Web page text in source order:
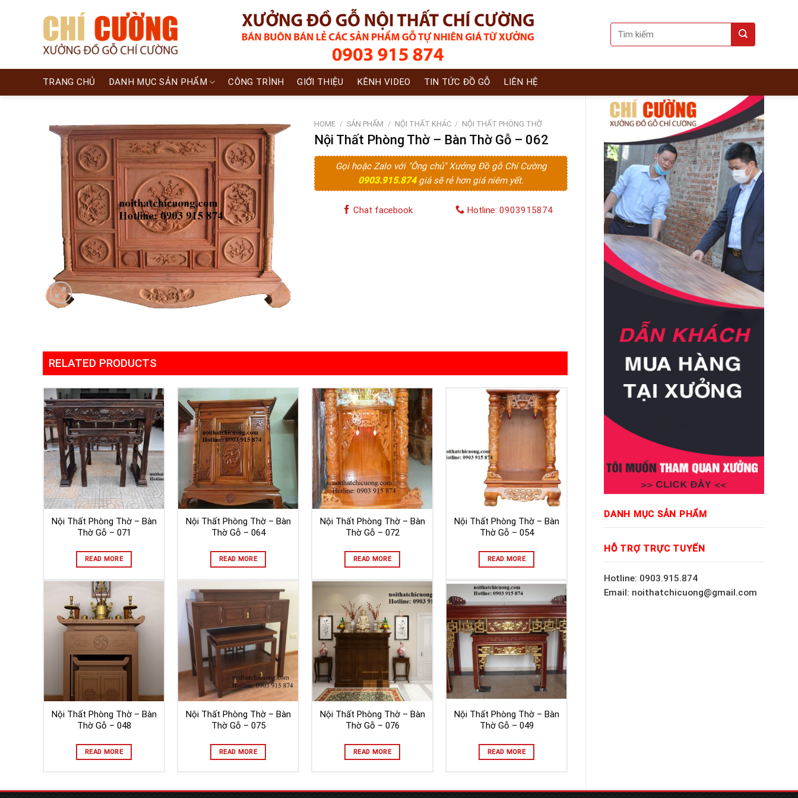
Search
for:
TRANG CHỦ DANH MỤC SẢN PHẨM CÔNG TRÌNH GIỚI THIỆU KÊNH VIDEO TIN TỨC ĐỒ GỖ LIÊN HỆ
DANH MỤC SẢN PHẨM
HỖ TRỢ TRỰC TUYẾN
Hotline: 0903.915.874
Email: noithatchicuong@gmail.com
HOME / SẢN PHẨM / NỘI THẤT KHÁC / NỘI THẤT PHÒNG THỜ
Nội Thất Phòng Thờ – Bàn Thờ Gỗ – 062
Gọi hoặc Zalo với "Ông chủ" Xưởng Đồ gỗ Chí Cường
0903.915.874 giá sẽ rẻ hơn giá niêm yết.
Chat facebook Hotline: 0903915874
RELATED PRODUCTS
Nội Thất Phòng Thờ – Bàn
Thờ Gỗ – 071
READ MORE
Nội Thất Phòng Thờ – Bàn
Thờ Gỗ – 064
READ MORE
Nội Thất Phòng Thờ – Bàn
Thờ Gỗ – 072
READ MORE
Nội Thất Phòng Thờ – Bàn
Thờ Gỗ – 054
READ MORE
Nội Thất Phòng Thờ – Bàn
Thờ Gỗ – 048
READ MORE
Nội Thất Phòng Thờ – Bàn
Thờ Gỗ – 075
READ MORE
Nội Thất Phòng Thờ – Bàn
Thờ Gỗ – 076
READ MORE
Nội Thất Phòng Thờ – Bàn
Thờ Gỗ – 049
READ MORE